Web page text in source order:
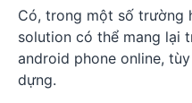
Có, trong một số trường
solution có thể mang lại
android phone online,
dựng.